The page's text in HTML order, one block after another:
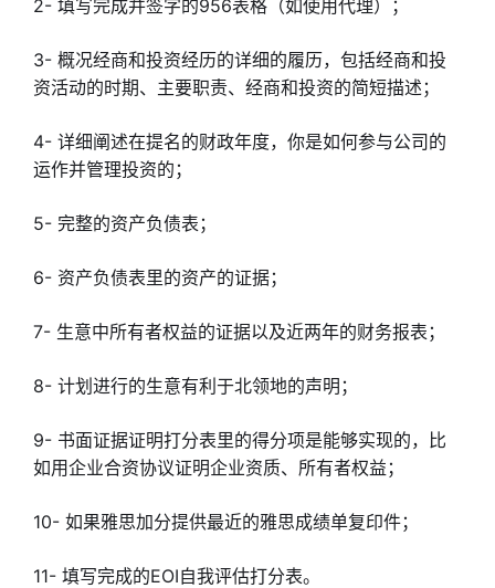
2- 填写完成并签字的956表格（如使用代理）；
3- 概况经商和投资经历的详细的履历，包括经商和投
资活动的时期、主要职责、经商和投资的简短描述；
4- 详细阐述在提名的财政年度，你是如何参与公司的
运作并管理投资的；
5- 完整的资产负债表；
6- 资产负债表里的资产的证据；
7- 生意中所有者权益的证据以及近两年的财务报表；
8- 计划进行的生意有利于北领地的声明；
9- 书面证据证明打分表里的得分项是能够实现的，比
如用企业合资协议证明企业资质、所有者权益；
10- 如果雅思加分提供最近的雅思成绩单复印件；
11- 填写完成的EOI自我评估打分表。